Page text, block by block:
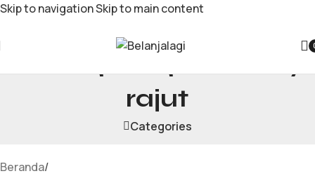
Skip to navigationSkip to main content
rajut
Categories
Beranda/